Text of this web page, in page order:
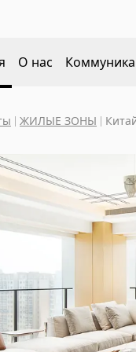
О нас
| ЖИЛЫЕ ЗОНЫ |